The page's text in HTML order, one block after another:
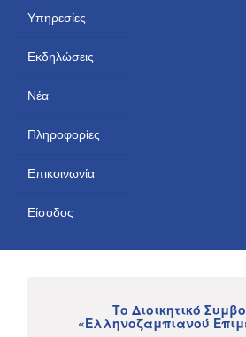
Υπηρεσίες
Εκδηλώσεις
Νέα
Πληροφορίες
Επικοινωνία
Είσοδος
Το Διοικητικό
«Ελληνοζαμπιανού